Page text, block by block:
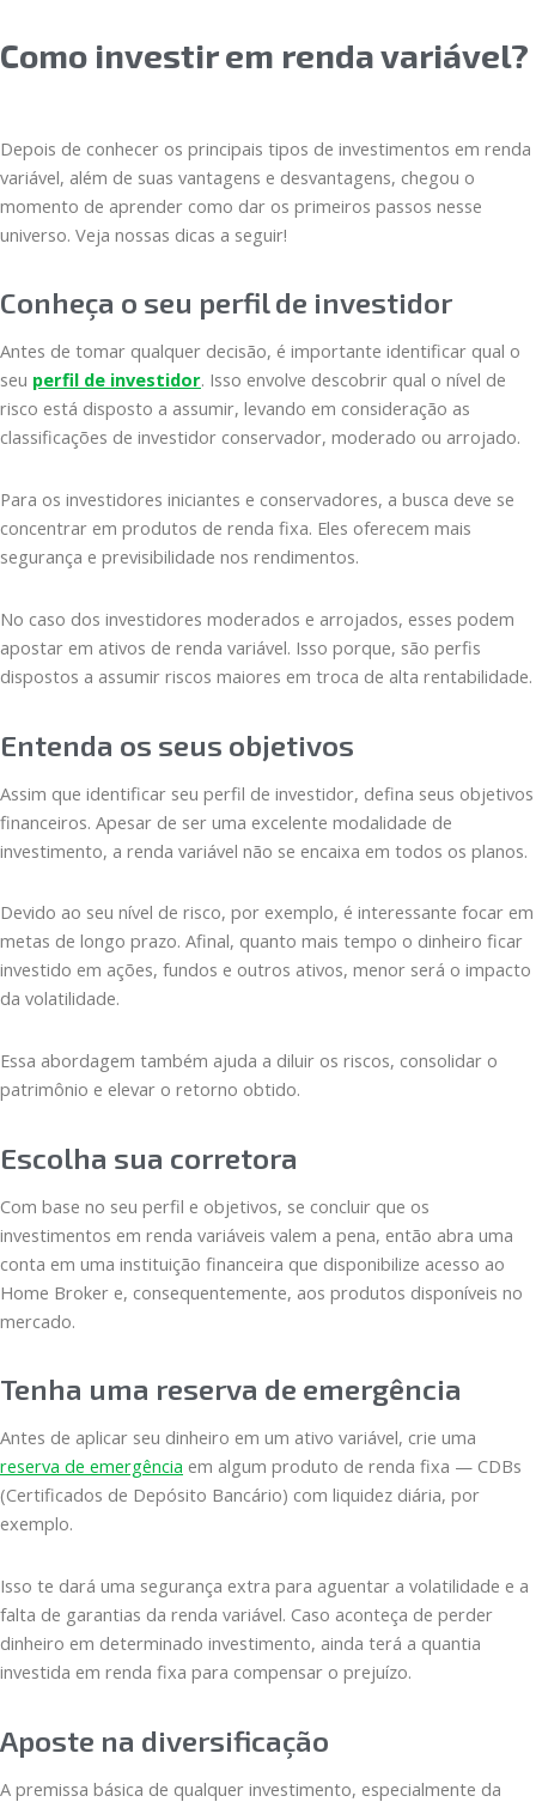
Como investir em renda variável?
Depois de conhecer os principais tipos de investimentos em renda
variável, além de suas vantagens e desvantagens, chegou o
momento de aprender como dar os primeiros passos nesse
universo. Veja nossas dicas a seguir!
Conheça o seu perfil de investidor
Antes de tomar qualquer decisão, é importante identificar qual o
seu perfil de investidor. Isso envolve descobrir qual o nível de
risco está disposto a assumir, levando em consideração as
classificações de investidor conservador, moderado ou arrojado.
Para os investidores iniciantes e conservadores, a busca deve se
concentrar em produtos de renda fixa. Eles oferecem mais
segurança e previsibilidade nos rendimentos.
No caso dos investidores moderados e arrojados, esses podem
apostar em ativos de renda variável. Isso porque, são perfis
dispostos a assumir riscos maiores em troca de alta rentabilidade.
Entenda os seus objetivos
Assim que identificar seu perfil de investidor, defina seus objetivos
financeiros. Apesar de ser uma excelente modalidade de
investimento, a renda variável não se encaixa em todos os planos.
Devido ao seu nível de risco, por exemplo, é interessante focar em
metas de longo prazo. Afinal, quanto mais tempo o dinheiro ficar
investido em ações, fundos e outros ativos, menor será o impacto
da volatilidade.
Essa abordagem também ajuda a diluir os riscos, consolidar o
patrimônio e elevar o retorno obtido.
Escolha sua corretora
Com base no seu perfil e objetivos, se concluir que os
investimentos em renda variáveis valem a pena, então abra uma
conta em uma instituição financeira que disponibilize acesso ao
Home Broker e, consequentemente, aos produtos disponíveis no
mercado.
Tenha uma reserva de emergência
Antes de aplicar seu dinheiro em um ativo variável, crie uma
reserva de emergência em algum produto de renda fixa — CDBs
(Certificados de Depósito Bancário) com liquidez diária, por
exemplo.
Isso te dará uma segurança extra para aguentar a volatilidade e a
falta de garantias da renda variável. Caso aconteça de perder
dinheiro em determinado investimento, ainda terá a quantia
investida em renda fixa para compensar o prejuízo.
Aposte na diversificação
A premissa básica de qualquer investimento, especialmente da